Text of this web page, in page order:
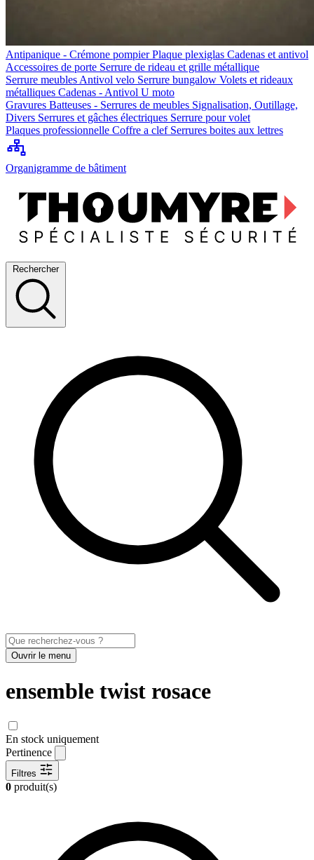
Antipanique - Crémone pompierPlaque plexiglas Cadenas et antivol
Accessoires de porte Serrure de rideau et grille métallique
Serrure meubles Antivol velo Serrure bungalow Volets et rideaux
métalliques Cadenas - Antivol U moto
Gravures Batteuses - Serrures de meubles Signalisation, Outillage,
Divers Serrures et gâches électriques Serrure pour volet
Plaques professionnelle Coffre a clef Serrures boites aux lettres
Organigramme de bâtiment
Rechercher
Ouvrir le menu
ensemble twist rosace
En stock uniquement
Pertinence
Filtres
0 produit(s)